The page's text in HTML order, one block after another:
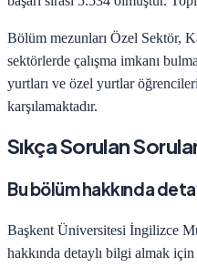
Bölüm mezunları Özel Sektör,
sektörlerde çalışma imkanı
yurtları ve özel yurtlar
karşılamaktadır.
Sıkça Sorulan
Bu bölüm hakkında
Başkent Üniversitesi İngilizce
hakkında detaylı bilgi almak